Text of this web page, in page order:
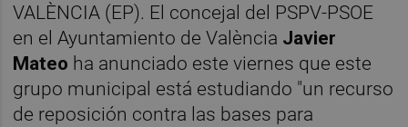
VALÈNCIA (EP). El concejal del PSPV-PSOE
en el Ayuntamiento de València Javier
Mateo ha anunciado este viernes que este
grupo municipal está estudiando "un recurso
de reposición contra las bases para